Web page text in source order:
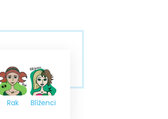
Rak Blíženci